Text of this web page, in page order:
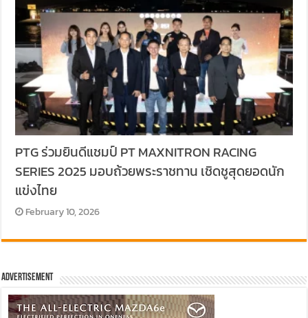
PTG ร่วมยินดีแชมป์ PT MAXNITRON RACING
SERIES 2025 มอบถ้วยพระราชทาน เชิดชูสุดยอดนัก
แข่งไทย
February 10, 2026
Advertisement